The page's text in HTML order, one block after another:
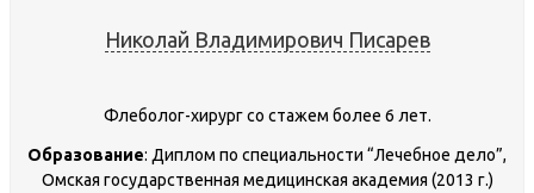
Николай Владимирович Писарев
Флеболог-хирург со стажем более 6 лет.
Образование: Диплом по специальности “Лечебное дело”,
Омская государственная медицинская академия (2013 г.)